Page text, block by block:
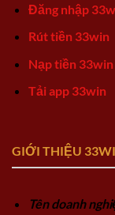
Đăng nhập
Rút tiền 33win
Nạp tiền 33win
Tải app 33win
GIỚI THIỆU
Tên doanh